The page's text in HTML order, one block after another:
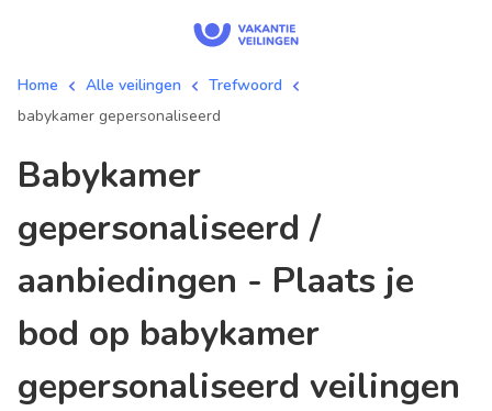
Home Alle veilingen
Trefwoord
babykamer gepersonaliseerd
babykamer
gepersonaliseerd /
aanbiedingen - Plaats je
bod op babykamer
gepersonaliseerd veilingen